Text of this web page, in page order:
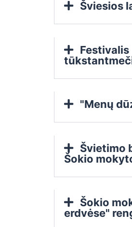
Šviesios
"Menų
Švietimo
Šokio
Šokio
erdvėse"